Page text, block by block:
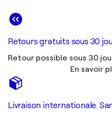
Retours gratuits sous 30
Retour possible sous 30
En savoir
Livraison internationale.